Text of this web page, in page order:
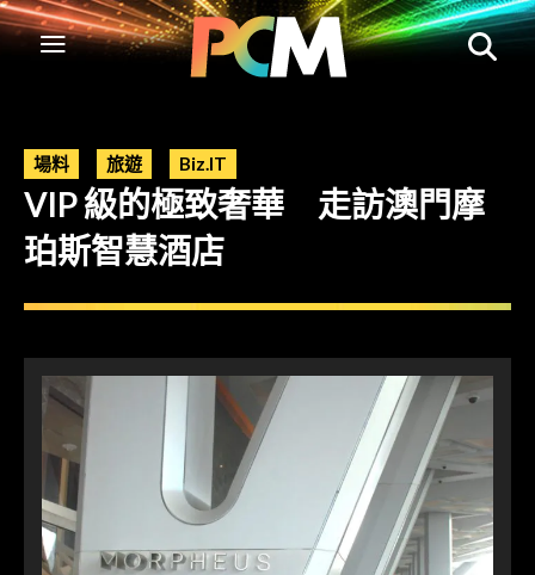
場料 旅遊 Biz.IT
VIP 級的極致奢華 走訪澳門摩
珀斯智慧酒店